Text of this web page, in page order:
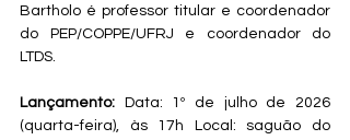
Bartholo é professor titular e coordenador
do PEP/COPPE/UFRJ e coordenador do
LTDS.
Lançamento: Data: 1º de julho de 2026
(quarta-feira), às 17h Local: saguão do